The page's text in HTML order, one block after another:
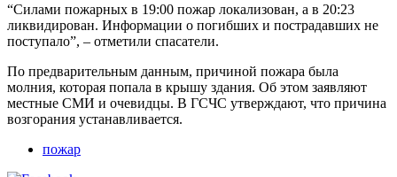
“Силами пожарных в 19:00 пожар локализован, а в 20:23
ликвидирован. Информации о погибших и пострадавших не
поступало”, – отметили спасатели.
По предварительным данным, причиной пожара была
молния, которая попала в крышу здания. Об этом заявляют
местные СМИ и очевидцы. В ГСЧС утверждают, что причина
возгорания устанавливается.
пожар